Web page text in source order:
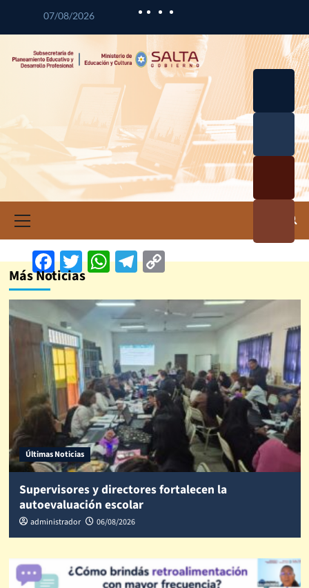
07/08/2026
Facebook
Twitter
WhatsApp
Telegram
Copy
Curricul
Profesio
a
Investig
ación
Más Noticias
Últimas Noticias
Supervisores y directores fortalecen la
autoevaluación escolar
administrador 06/08/2026